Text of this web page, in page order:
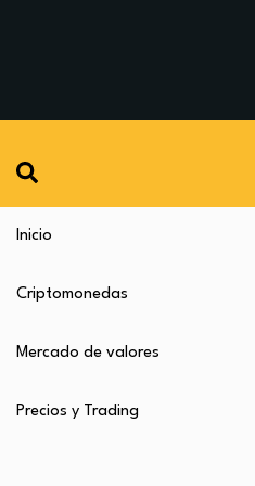
Inicio
Criptomonedas
Mercado de valores
Precios y Trading